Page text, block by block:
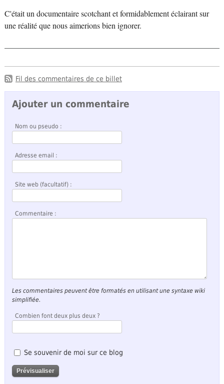
C'était un documentaire scotchant et formidablement éclairant sur
une réalité que nous aimerions bien ignorer.
Fil des commentaires de ce billet
Ajouter un commentaire
Nom ou pseudo :
Adresse email :
Site web (facultatif) :
Commentaire :
Les commentaires peuvent être formatés en utilisant une syntaxe wiki
simplifiée.
Combien font deux plus deux ?
Se souvenir de moi sur ce blog